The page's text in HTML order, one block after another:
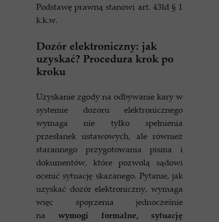
Podstawę prawną stanowi art. 43ld § 1
k.k.w.
Dozór elektroniczny: jak
uzyskać? Procedura krok po
kroku
Uzyskanie zgody na odbywanie kary w
systemie dozoru elektronicznego
wymaga nie tylko spełnienia
przesłanek ustawowych, ale również
starannego przygotowania pisma i
dokumentów, które pozwolą sądowi
ocenić sytuację skazanego. Pytanie, jak
uzyskać dozór elektroniczny, wymaga
więc spojrzenia jednocześnie
na wymogi formalne, sytuację